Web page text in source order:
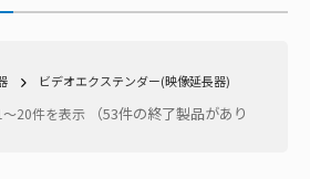
ビデオエクステンダー(映像延長器)
〜20件を表示 （53件の終了製品があり